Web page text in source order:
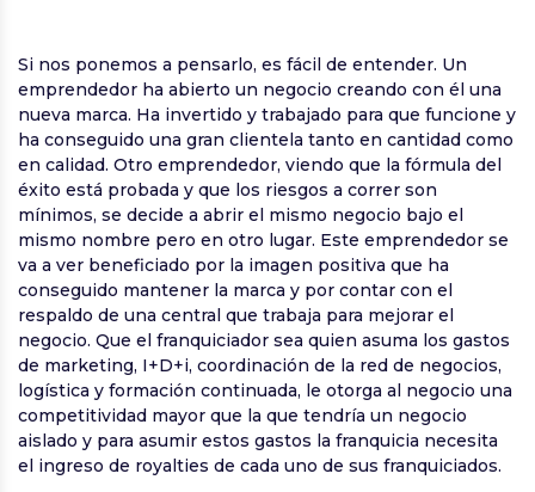
Si nos ponemos a pensarlo, es fácil de entender. Un
emprendedor ha abierto un negocio creando con él una
nueva marca. Ha invertido y trabajado para que funcione y
ha conseguido una gran clientela tanto en cantidad como
en calidad. Otro emprendedor, viendo que la fórmula del
éxito está probada y que los riesgos a correr son
mínimos, se decide a abrir el mismo negocio bajo el
mismo nombre pero en otro lugar. Este emprendedor se
va a ver beneficiado por la imagen positiva que ha
conseguido mantener la marca y por contar con el
respaldo de una central que trabaja para mejorar el
negocio. Que el franquiciador sea quien asuma los gastos
de marketing, I+D+i, coordinación de la red de negocios,
logística y formación continuada, le otorga al negocio una
competitividad mayor que la que tendría un negocio
aislado y para asumir estos gastos la franquicia necesita
el ingreso de royalties de cada uno de sus franquiciados.